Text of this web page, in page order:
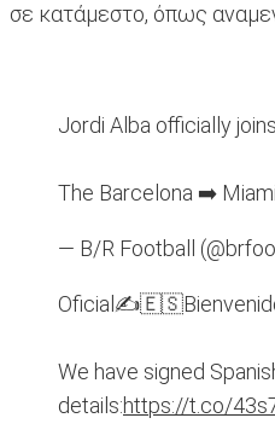
σε κατάμεστο, όπως
Jordi Alba officially
The Barcelona ➡️
— B/R Football
We have signed
details:https://t.co/